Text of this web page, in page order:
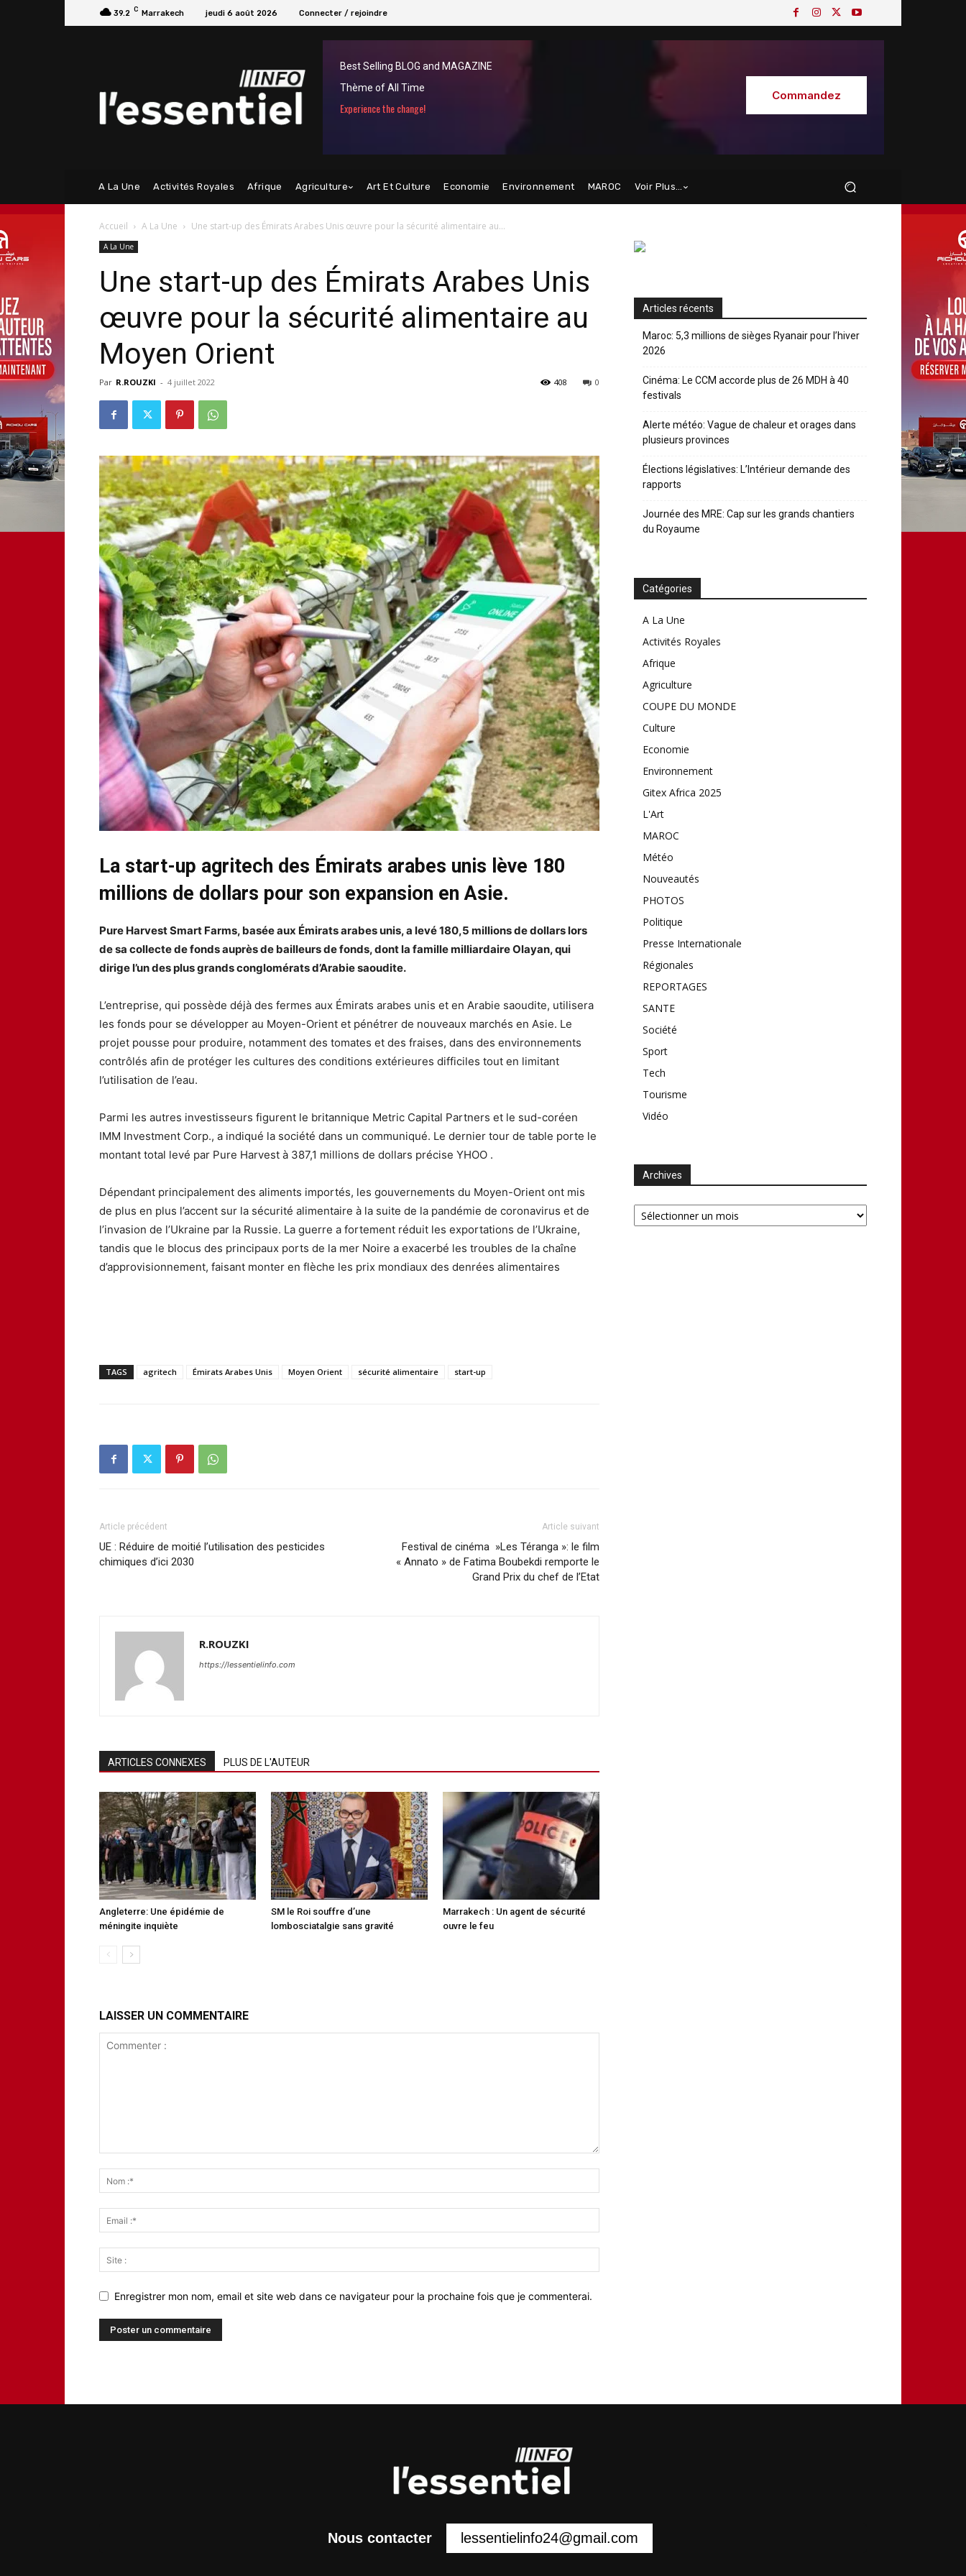
39.2 C Marrakech jeudi 6 août 2026 Connecter / rejoindre
Best Selling BLOG and MAGAZINE
Thème of All Time
Experience the change!
Commandez
A La Une Activités Royales Afrique Agriculture Art Et Culture Economie Environnement MAROC Voir Plus…
Accueil A La Une Une start-up des Émirats Arabes Unis œuvre pour la sécurité alimentaire au...
A La Une
Une start-up des Émirats Arabes Unis
œuvre pour la sécurité alimentaire au
Moyen Orient
Par R.ROUZKI - 4 juillet 2022 0
408
La start-up agritech des Émirats arabes unis lève 180
millions de dollars pour son expansion en Asie.
Pure Harvest Smart Farms, basée aux Émirats arabes unis, a levé 180,5 millions de dollars lors
de sa collecte de fonds auprès de bailleurs de fonds, dont la famille milliardaire Olayan, qui
dirige l’un des plus grands conglomérats d’Arabie saoudite.
L’entreprise, qui possède déjà des fermes aux Émirats arabes unis et en Arabie saoudite, utilisera
les fonds pour se développer au Moyen-Orient et pénétrer de nouveaux marchés en Asie. Le
projet pousse pour produire, notamment des tomates et des fraises, dans des environnements
contrôlés afin de protéger les cultures des conditions extérieures difficiles tout en limitant
l’utilisation de l’eau.
Parmi les autres investisseurs figurent le britannique Metric Capital Partners et le sud-coréen
IMM Investment Corp., a indiqué la société dans un communiqué. Le dernier tour de table porte le
montant total levé par Pure Harvest à 387,1 millions de dollars précise YHOO .
Dépendant principalement des aliments importés, les gouvernements du Moyen-Orient ont mis
de plus en plus l’accent sur la sécurité alimentaire à la suite de la pandémie de coronavirus et de
l’invasion de l’Ukraine par la Russie. La guerre a fortement réduit les exportations de l’Ukraine,
tandis que le blocus des principaux ports de la mer Noire a exacerbé les troubles de la chaîne
d’approvisionnement, faisant monter en flèche les prix mondiaux des denrées alimentaires
TAGS agritech Émirats Arabes Unis Moyen Orient sécurité alimentaire start-up
Article précédent
UE : Réduire de moitié l’utilisation des pesticides
chimiques d’ici 2030
Article suivant
Festival de cinéma »Les Téranga »: le film
« Annato » de Fatima Boubekdi remporte le
Grand Prix du chef de l’Etat
R.ROUZKI
https://lessentielinfo.com
ARTICLES CONNEXES PLUS DE L'AUTEUR
Angleterre: Une épidémie de
méningite inquiète
SM le Roi souffre d’une
lombosciatalgie sans gravité
Marrakech : Un agent de sécurité
ouvre le feu
LAISSER UN COMMENTAIRE
Enregistrer mon nom, email et site web dans ce navigateur pour la prochaine fois que je commenterai.
Articles récents
Maroc: 5,3 millions de sièges Ryanair pour l’hiver
2026
Cinéma: Le CCM accorde plus de 26 MDH à 40
festivals
Alerte météo: Vague de chaleur et orages dans
plusieurs provinces
Élections législatives: L’Intérieur demande des
rapports
Journée des MRE: Cap sur les grands chantiers
du Royaume
Catégories
A La Une
Activités Royales
Afrique
Agriculture
COUPE DU MONDE
Culture
Economie
Environnement
Gitex Africa 2025
L'Art
MAROC
Météo
Nouveautés
PHOTOS
Politique
Presse Internationale
Régionales
REPORTAGES
SANTE
Société
Sport
Tech
Tourisme
Vidéo
Archives
Archives
Nous contacter lessentielinfo24@gmail.com